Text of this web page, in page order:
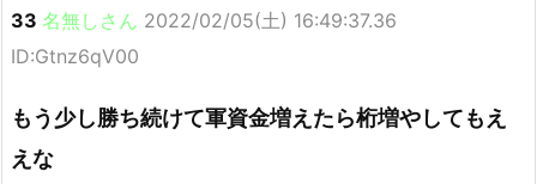
33 名無しさん 2022/02/05(土) 16:49:37.36
ID:Gtnz6qV00
もう少し勝ち続けて軍資金増えたら桁増やしてもえ
えな